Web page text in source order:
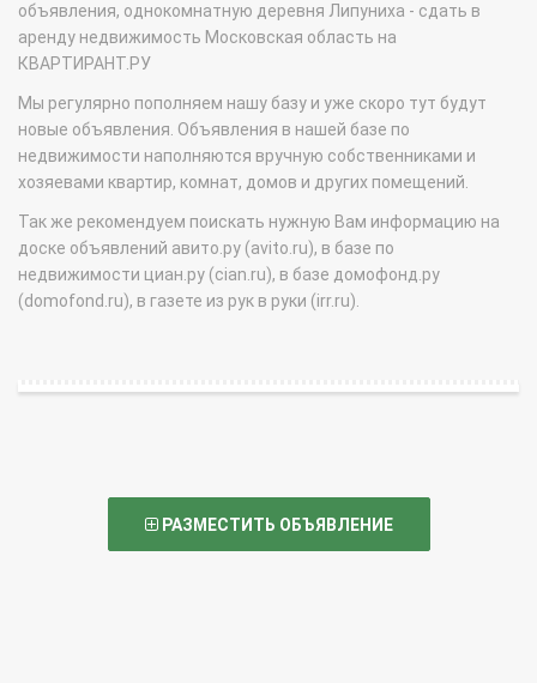
объявления, однокомнатную деревня Липуниха - сдать в
аренду недвижимость Московская область на
КВАРТИРАНТ.РУ
Мы регулярно пополняем нашу базу и уже скоро тут будут
новые объявления. Объявления в нашей базе по
недвижимости наполняются вручную собственниками и
хозяевами квартир, комнат, домов и других помещений.
Так же рекомендуем поискать нужную Вам информацию на
доске объявлений авито.ру (avito.ru), в базе по
недвижимости циан.ру (cian.ru), в базе домофонд.ру
(domofond.ru), в газете из рук в руки (irr.ru).
РАЗМЕСТИТЬ ОБЪЯВЛЕНИЕ